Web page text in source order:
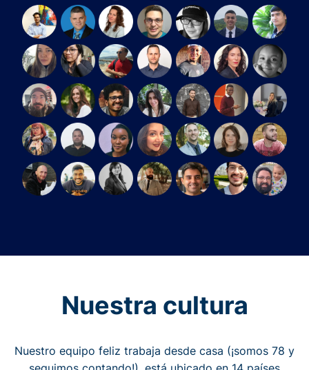
Nuestra cultura
Nuestro equipo feliz trabaja desde casa (¡somos 78 y